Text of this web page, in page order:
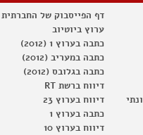
דף הפייסבוק של החברתית
ערוץ ביוטיוב
כתבה בערוץ 1 (2012)
כתבה במעריב (2012)
כתבה בגלובס (2012)
דיווח ברשת RT
דיווח בערוץ 23
כתבה בערוץ 1
דיווח בערוץ 10